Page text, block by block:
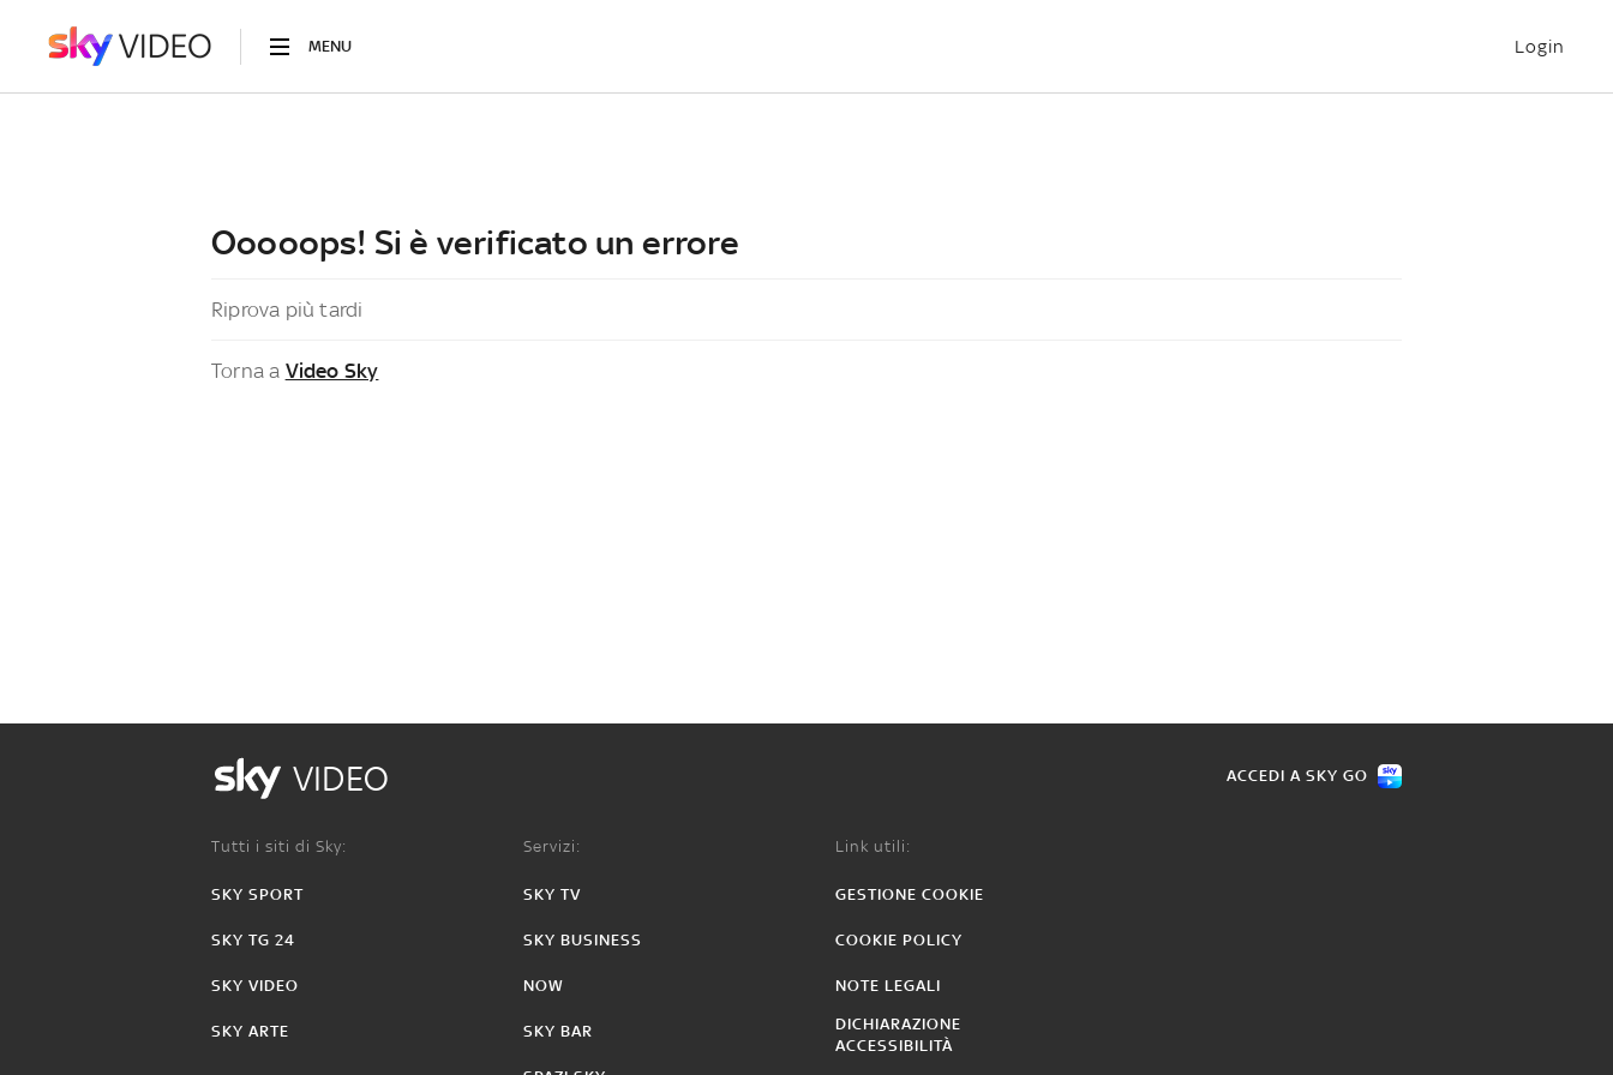
MENU Login
Ooooops! Si è verificato un errore
Riprova più tardi
Torna a Video Sky
VIDEO ACCEDI A SKY GO
Tutti i siti di Sky:
SKY SPORT
SKY TG 24
SKY VIDEO
SKY ARTE
Servizi:
SKY TV
SKY BUSINESS
NOW
SKY BAR
Link utili:
GESTIONE COOKIE
COOKIE POLICY
NOTE LEGALI
DICHIARAZIONE
ACCESSIBILITÀ